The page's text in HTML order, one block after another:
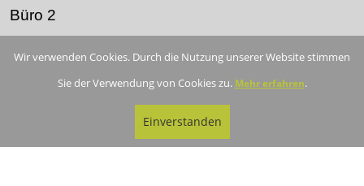
Wir verwenden Cookies. Durch die Nutzung unserer Website stimmen
Sie der Verwendung von Cookies zu. Mehr erfahren.
Einverstanden
Büro 2